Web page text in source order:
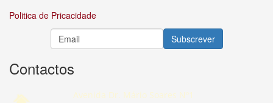
Politica de Pricacidade
Contactos
Avenida Dr. Mário Soares Nº1